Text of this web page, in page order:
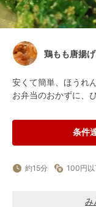
鶏もも唐揚げ
安くて簡単、ほうれ
お弁当のおかずに、
条件
約15分 100円以
み